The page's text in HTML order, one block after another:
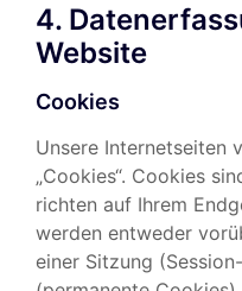
4.
Website
Cookies
Unsere Internetseiten
„Cookies“. Cookies
richten auf Ihrem
werden entweder
einer Sitzung